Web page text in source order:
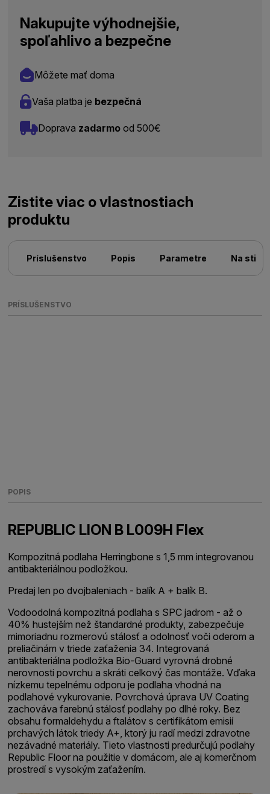
Nakupujte výhodnejšie,
spoľahlivo a bezpečne
Môžete mať doma
Vaša platba je bezpečná
Doprava zadarmo od 500€
Zistite viac o vlastnostiach
produktu
Príslušenstvo Popis Parametre Na
PRÍSLUŠENSTVO
POPIS
REPUBLIC LION B L009H Flex
Kompozitná podlaha Herringbone s 1,5 mm integrovanou
antibakteriálnou podložkou.
Predaj len po dvojbaleniach - balík A + balík B.
Vodoodolná kompozitná podlaha s SPC jadrom - až o
40% hustejším než štandardné produkty, zabezpečuje
mimoriadnu rozmerovú stálosť a odolnosť voči oderom a
preliačinám v triede zaťaženia 34. Integrovaná
antibakteriálna podložka Bio-Guard vyrovná drobné
nerovnosti povrchu a skráti celkový čas montáže. Vďaka
nízkemu tepelnému odporu je podlaha vhodná na
podlahové vykurovanie. Povrchová úprava UV Coating
zachováva farebnú stálosť podlahy po dlhé roky. Bez
obsahu formaldehydu a ftalátov s certifikátom emisií
prchavých látok triedy A+, ktorý ju radí medzi zdravotne
nezávadné materiály. Tieto vlastnosti predurčujú podlahy
Republic Floor na použitie v domácom, ale aj komerčnom
prostredí s vysokým zaťažením.